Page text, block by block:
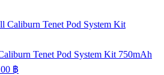
Tenet Pod System Kit 750mAh
฿